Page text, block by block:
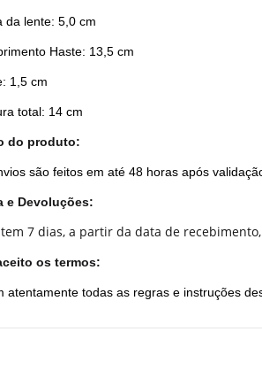
da lente: 5,0 cm
Haste: 13,5 cm
1,5 cm
total: 14 cm
do produto:
são feitos em até 48 horas após
e Devoluções:
tem 7 dias, a partir da data de
os termos:
atentamente todas as regras e instruções